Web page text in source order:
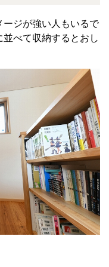
ジが強い人もいるで
べて収納するとおし